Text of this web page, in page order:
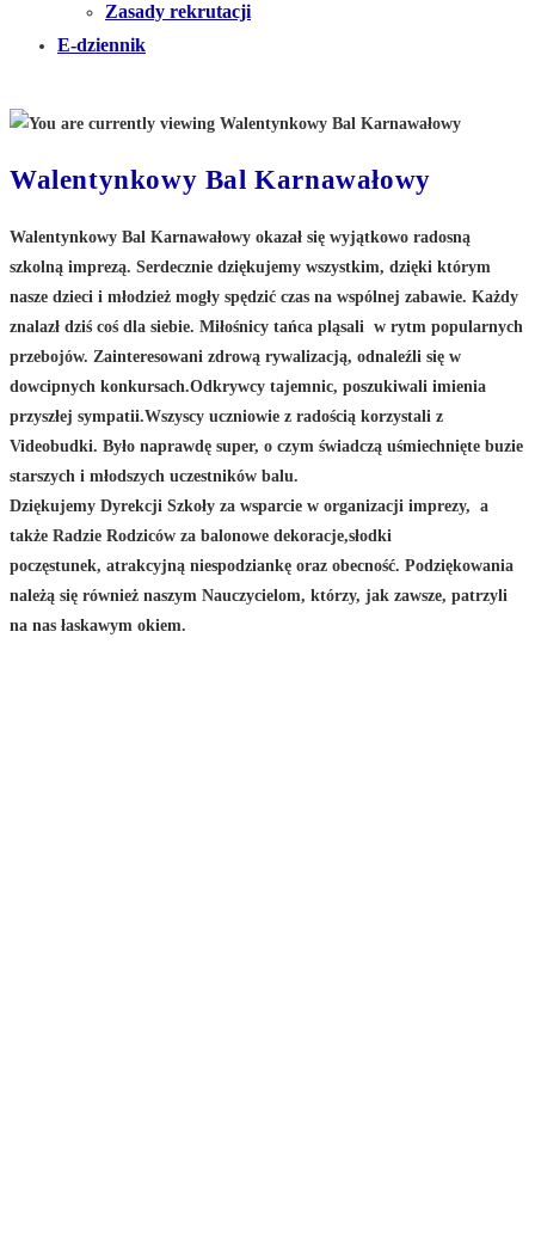
Zasady rekrutacji
E-dziennik
Walentynkowy Bal Karnawałowy
Walentynkowy Bal Karnawałowy okazał się wyjątkowo radosną
szkolną imprezą. Serdecznie dziękujemy wszystkim, dzięki którym
nasze dzieci i młodzież mogły spędzić czas na wspólnej zabawie. Każdy
znalazł dziś coś dla siebie. Miłośnicy tańca pląsali w rytm popularnych
przebojów. Zainteresowani zdrową rywalizacją, odnaleźli się w
dowcipnych konkursach.Odkrywcy tajemnic, poszukiwali imienia
przyszłej sympatii.Wszyscy uczniowie z radością korzystali z
Videobudki. Było naprawdę super, o czym świadczą uśmiechnięte buzie
starszych i młodszych uczestników balu.
Dziękujemy Dyrekcji Szkoły za wsparcie w organizacji imprezy, a
także Radzie Rodziców za balonowe dekoracje,słodki
poczęstunek, atrakcyjną niespodziankę oraz obecność. Podziękowania
należą się również naszym Nauczycielom, którzy, jak zawsze, patrzyli
na nas łaskawym okiem.